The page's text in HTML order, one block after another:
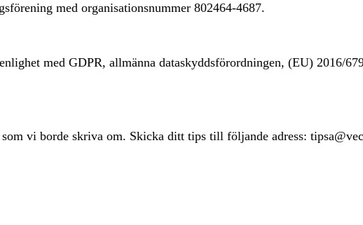
med organisationsnummer 802464-4687.
med GDPR, allmänna dataskyddsförordningen, (EU) 2016/
vi borde skriva om. Skicka ditt tips till följande adress: